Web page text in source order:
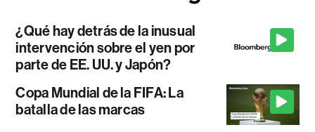
¿Qué hay detrás de la inusual
intervención sobre el yen por
parte de EE. UU. y Japón?
Copa Mundial de la FIFA: La
batalla de las marcas